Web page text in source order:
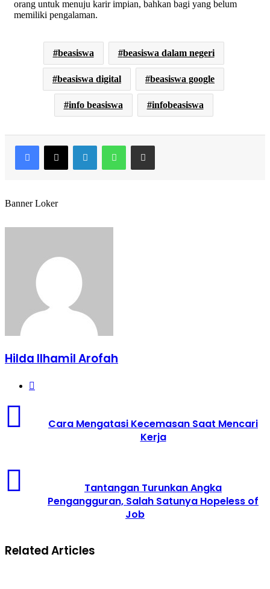
orang untuk menuju karir impian, bahkan bagi yang belum
memiliki pengalaman.
beasiswa beasiswa dalam negeri
beasiswa digital beasiswa google
info beasiswa infobeasiswa
Facebook
X LinkedInWhatsAppShare via Email
Banner Loker
Hilda Ilhamil Arofah
Kecemasan
Cara Mengatasi Kecemasan Saat Mencari
Kerja
Pengangguran,
of
Job
Tantangan Turunkan Angka
Pengangguran, Salah Satunya Hopeless of
Job
Related Articles